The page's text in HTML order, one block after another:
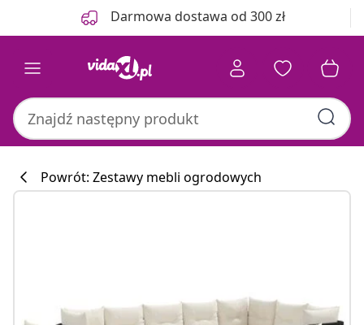
Darmowa dostawa od 300 zł
Powrót: Zestawy mebli ogrodowych